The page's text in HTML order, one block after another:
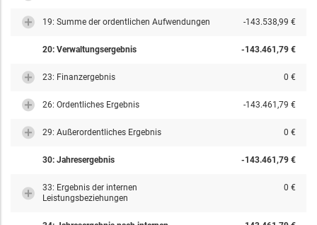
19: Summe der ordentlichen Aufwendungen -143.538,99 €
20: Verwaltungsergebnis -143.461,79 €
23: Finanzergebnis 0 €
26: Ordentliches Ergebnis -143.461,79 €
29: Außerordentliches Ergebnis 0 €
30: Jahresergebnis -143.461,79 €
33: Ergebnis der internen
Leistungsbeziehungen
0 €